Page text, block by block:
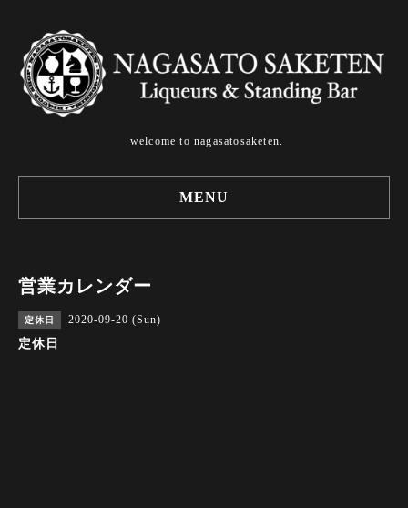
welcome to nagasatosaketen.
MENU
営業カレンダー
定休日 2020-09-20 (Sun)
定休日